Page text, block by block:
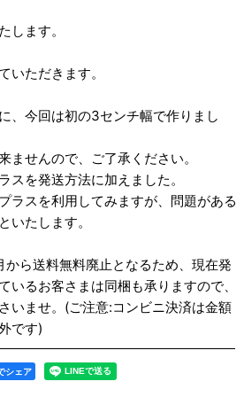
します。
いただきます。
、今回は初の3センチ幅で作りまし
ませんので、ご了承ください。
スを発送方法に加えました。
ラスを利用してみますが、問題がある
いたします。
ら送料無料廃止となるため、現在発
いるお客さまは同梱も承りますので、
いませ。(ご注意:コンビニ決済は金額
です)
シェア